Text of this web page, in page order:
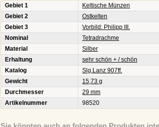
Gebiet 1
Keltische Münzen
Gebiet 2
Ostkelten
Gebiet 3
Vorbild: Philipp III.
Nominal
Tetradrachme
Material
Silber
Erhaltung
sehr schön + / schön
Katalog
Slg.Lanz 907ff.
Gewicht
15,73 g
Durchmesser
29 mm
Artikelnummer
98520